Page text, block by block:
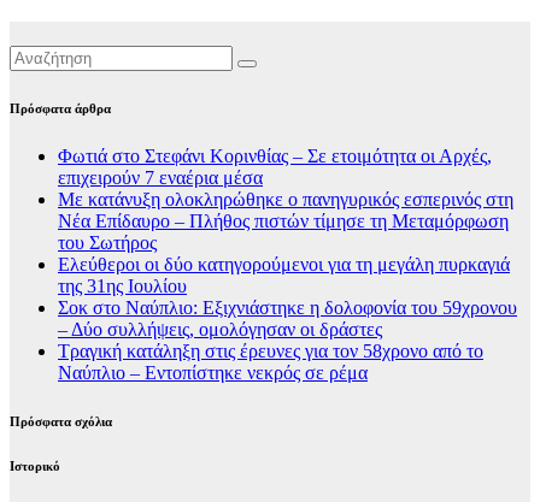
Πρόσφατα άρθρα
Φωτιά στο Στεφάνι Κορινθίας – Σε ετοιμότητα οι Αρχές,
επιχειρούν 7 εναέρια μέσα
Με κατάνυξη ολοκληρώθηκε ο πανηγυρικός εσπερινός στη
Νέα Επίδαυρο – Πλήθος πιστών τίμησε τη Μεταμόρφωση
του Σωτήρος
Ελεύθεροι οι δύο κατηγορούμενοι για τη μεγάλη πυρκαγιά
της 31ης Ιουλίου
Σοκ στο Ναύπλιο: Εξιχνιάστηκε η δολοφονία του 59χρονου
– Δύο συλλήψεις, ομολόγησαν οι δράστες
Τραγική κατάληξη στις έρευνες για τον 58χρονο από το
Ναύπλιο – Εντοπίστηκε νεκρός σε ρέμα
Πρόσφατα σχόλια
Ιστορικό